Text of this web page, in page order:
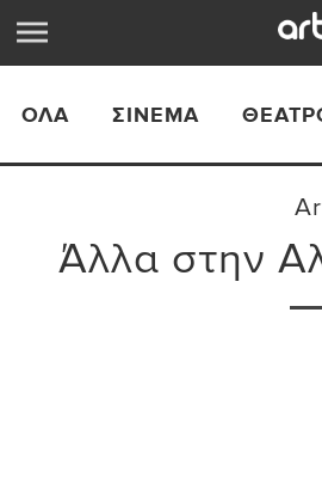
ΟΛΑ ΣΙΝΕΜΆ
Άλλα στην